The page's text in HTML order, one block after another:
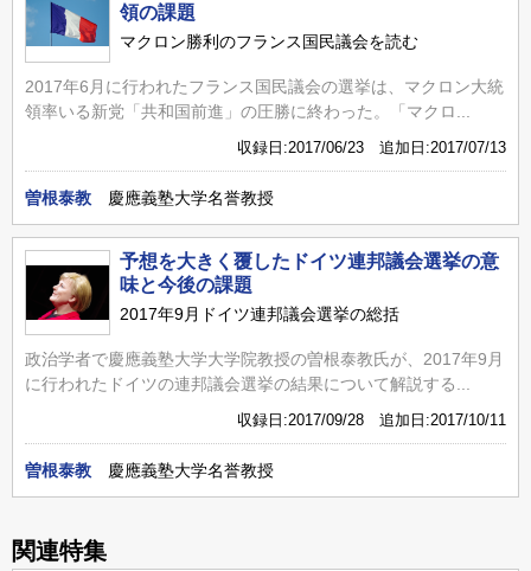
領の課題
マクロン勝利のフランス国民議会を読む
2017年6月に行われたフランス国民議会の選挙は、マクロン大統
領率いる新党「共和国前進」の圧勝に終わった。「マクロ...
収録日:2017/06/23 追加日:2017/07/13
曽根泰教 慶應義塾大学名誉教授
予想を大きく覆したドイツ連邦議会選挙の意
味と今後の課題
2017年9月ドイツ連邦議会選挙の総括
政治学者で慶應義塾大学大学院教授の曽根泰教氏が、2017年9月
に行われたドイツの連邦議会選挙の結果について解説する...
収録日:2017/09/28 追加日:2017/10/11
曽根泰教 慶應義塾大学名誉教授
関連特集